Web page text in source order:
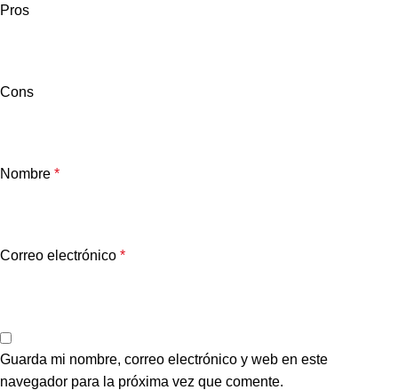
Pros
Cons
Nombre *
Correo electrónico *
Guarda mi nombre, correo electrónico y web en este
navegador para la próxima vez que comente.